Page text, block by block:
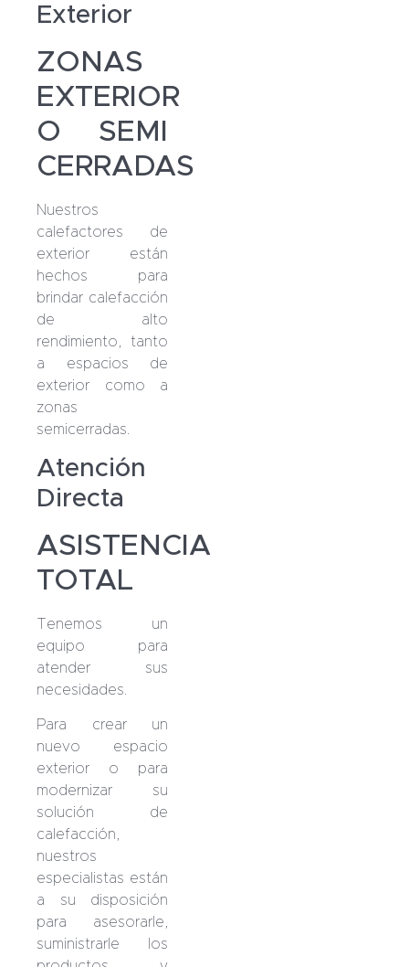
Exterior
ZONAS
EXTERIOR
O SEMI
CERRADAS
Nuestros
calefactores de
exterior están
hechos para
brindar calefacción
de alto
rendimiento, tanto
a espacios de
exterior como a
zonas
semicerradas.
Atención
Directa
ASISTENCIA
TOTAL
Tenemos un
equipo para
atender sus
necesidades.
Para crear un
nuevo espacio
exterior o para
modernizar su
solución de
calefacción,
nuestros
especialistas están
a su disposición
para asesorarle,
suministrarle los